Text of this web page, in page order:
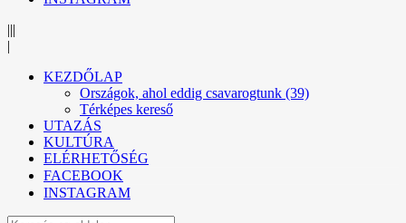
|||
|
KEZDŐLAP
Országok, ahol eddig csavarogtunk (39)
Térképes kereső
UTAZÁS
KULTÚRA
ELÉRHETŐSÉG
FACEBOOK
INSTAGRAM